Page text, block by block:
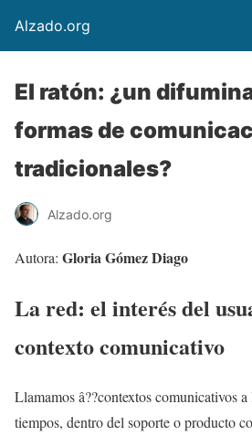
Alzado.org
El ratón: ¿un
formas de
tradicionales?
Alzado.org
Autora: Gloria Gómez Diago
La red: el interés del
contexto comunicativo
Llamamos â??contextos comunicativos
tiempos, dentro del soporte o producto